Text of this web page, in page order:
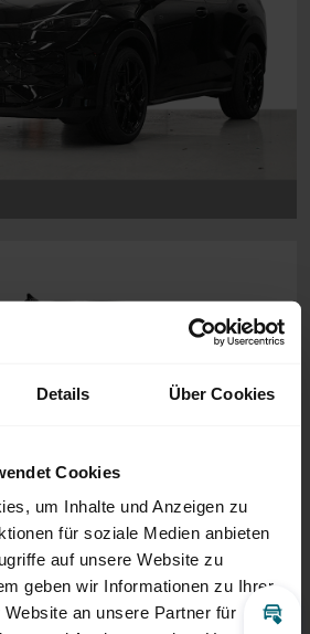
Details Über Cookies
Cookies
um Inhalte und Anzeigen zu
für soziale Medien anbieten
auf unsere Website zu
geben wir Informationen zu Ihrer
an unsere Partner für